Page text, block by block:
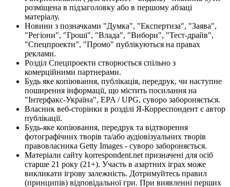
розміщена в підзаголовку або в першому абзаці
матеріалу.
Новини з позначками "Думка", "Експертиза", "Заява",
"Регіони", "Гроші", "Влада", "Вибори", "Тест-драйв",
"Спецпроекти", "Промо" публікуються на правах
реклами.
Розділ Спецпроекти створюється спільно з
комерційними партнерами.
Будь яке копіювання, публікація, передрук, чи наступне
поширення інформації, що містить посилання на
"Інтерфакс-Україна", EPA / UPG, суворо забороняється.
Власник веб-сторінки в розділі Я-Корреспондент є автор
публікації.
Будь-яке копіювання, передрук та відтворення
фотографічних творів та/або аудіовізуальних творів
правовласника Getty Images - суворо забороняється.
Матеріали сайту korrespondent.net призначені для осіб
старше 21 року (21+). Участь в азартних іграх може
викликати ігрову залежність. Дотримуйтесь правил
(принципів) відповідальної гри. При виявленні перших